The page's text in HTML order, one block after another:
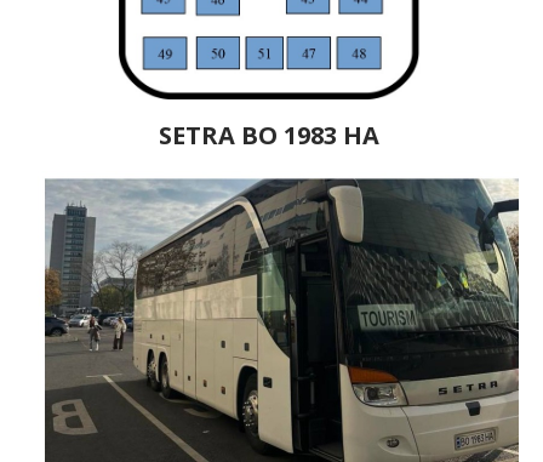
SETRA BO 1983 НА